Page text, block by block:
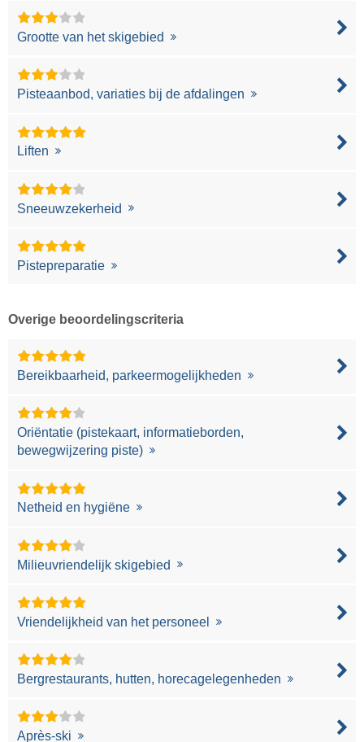
Grootte van het skigebied
Pisteaanbod, variaties bij de afdalingen
Liften
Sneeuwzekerheid
Pistepreparatie
Overige beoordelingscriteria
Bereikbaarheid, parkeermogelijkheden
Oriëntatie (pistekaart, informatieborden,
bewegwijzering piste)
Netheid en hygiëne
Milieuvriendelijk skigebied
Vriendelijkheid van het personeel
Bergrestaurants, hutten, horecagelegenheden
Après-ski